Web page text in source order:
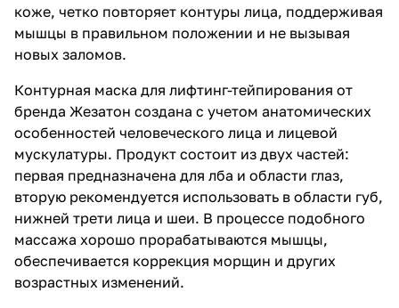
коже, четко повторяет контуры лица, поддерживая
мышцы в правильном положении и не вызывая
новых заломов.
Контурная маска для лифтинг-тейпирования от
бренда Жезатон создана с учетом анатомических
особенностей человеческого лица и лицевой
мускулатуры. Продукт состоит из двух частей:
первая предназначена для лба и области глаз,
вторую рекомендуется использовать в области губ,
нижней трети лица и шеи. В процессе подобного
массажа хорошо прорабатываются мышцы,
обеспечивается коррекция морщин и других
возрастных изменений.